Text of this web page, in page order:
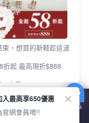
查看全部
Loafers
方式之詳情，及若您不希
設定，請參閱本網站「
隱私
示您同意本公司得按本網站使
束，想買的新鞋趁這波
折起 最高現折$888
次看
最高10%回饋
現折200
折起 最高現折$888
入最高享650優惠
官網會員唷!!